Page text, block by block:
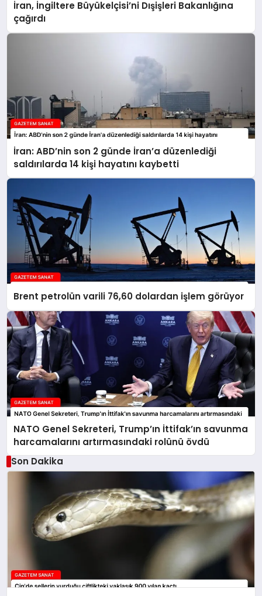
İran, İngiltere Büyükelçisi’ni Dışişleri Bakanlığına
çağırdı
İran: ABD’nin son 2 günde İran’a düzenlediği
saldırılarda 14 kişi hayatını kaybetti
Brent petrolün varili 76,60 dolardan işlem görüyor
NATO Genel Sekreteri, Trump’ın İttifak’ın savunma
harcamalarını artırmasındaki rolünü övdü
Son Dakika